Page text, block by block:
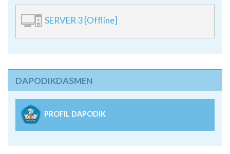
SERVER 3 [Offline]
PROFIL DAPODIK